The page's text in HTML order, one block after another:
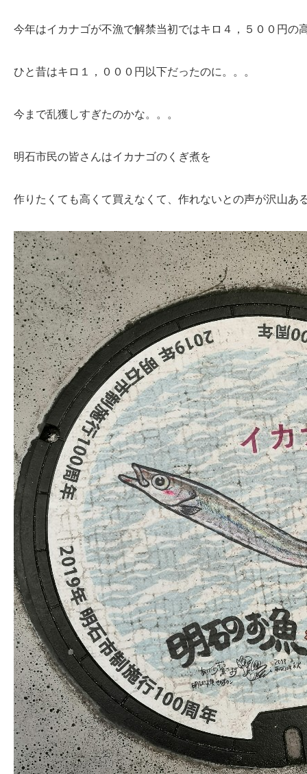
今年はイカナゴが不漁で解禁当初ではキロ４，５００円の
ひと昔はキロ１，０００円以下だったのに。。。
今まで乱獲しすぎたのかな。。。
明石市民の皆さんはイカナゴのくぎ煮を
作りたくても高くて買えなくて、作れないとの声が沢山あ